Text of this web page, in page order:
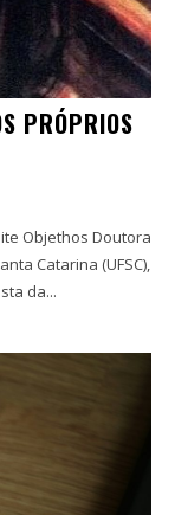
PRÓPRIOS
Objethos Doutora
Catarina (UFSC),
da...